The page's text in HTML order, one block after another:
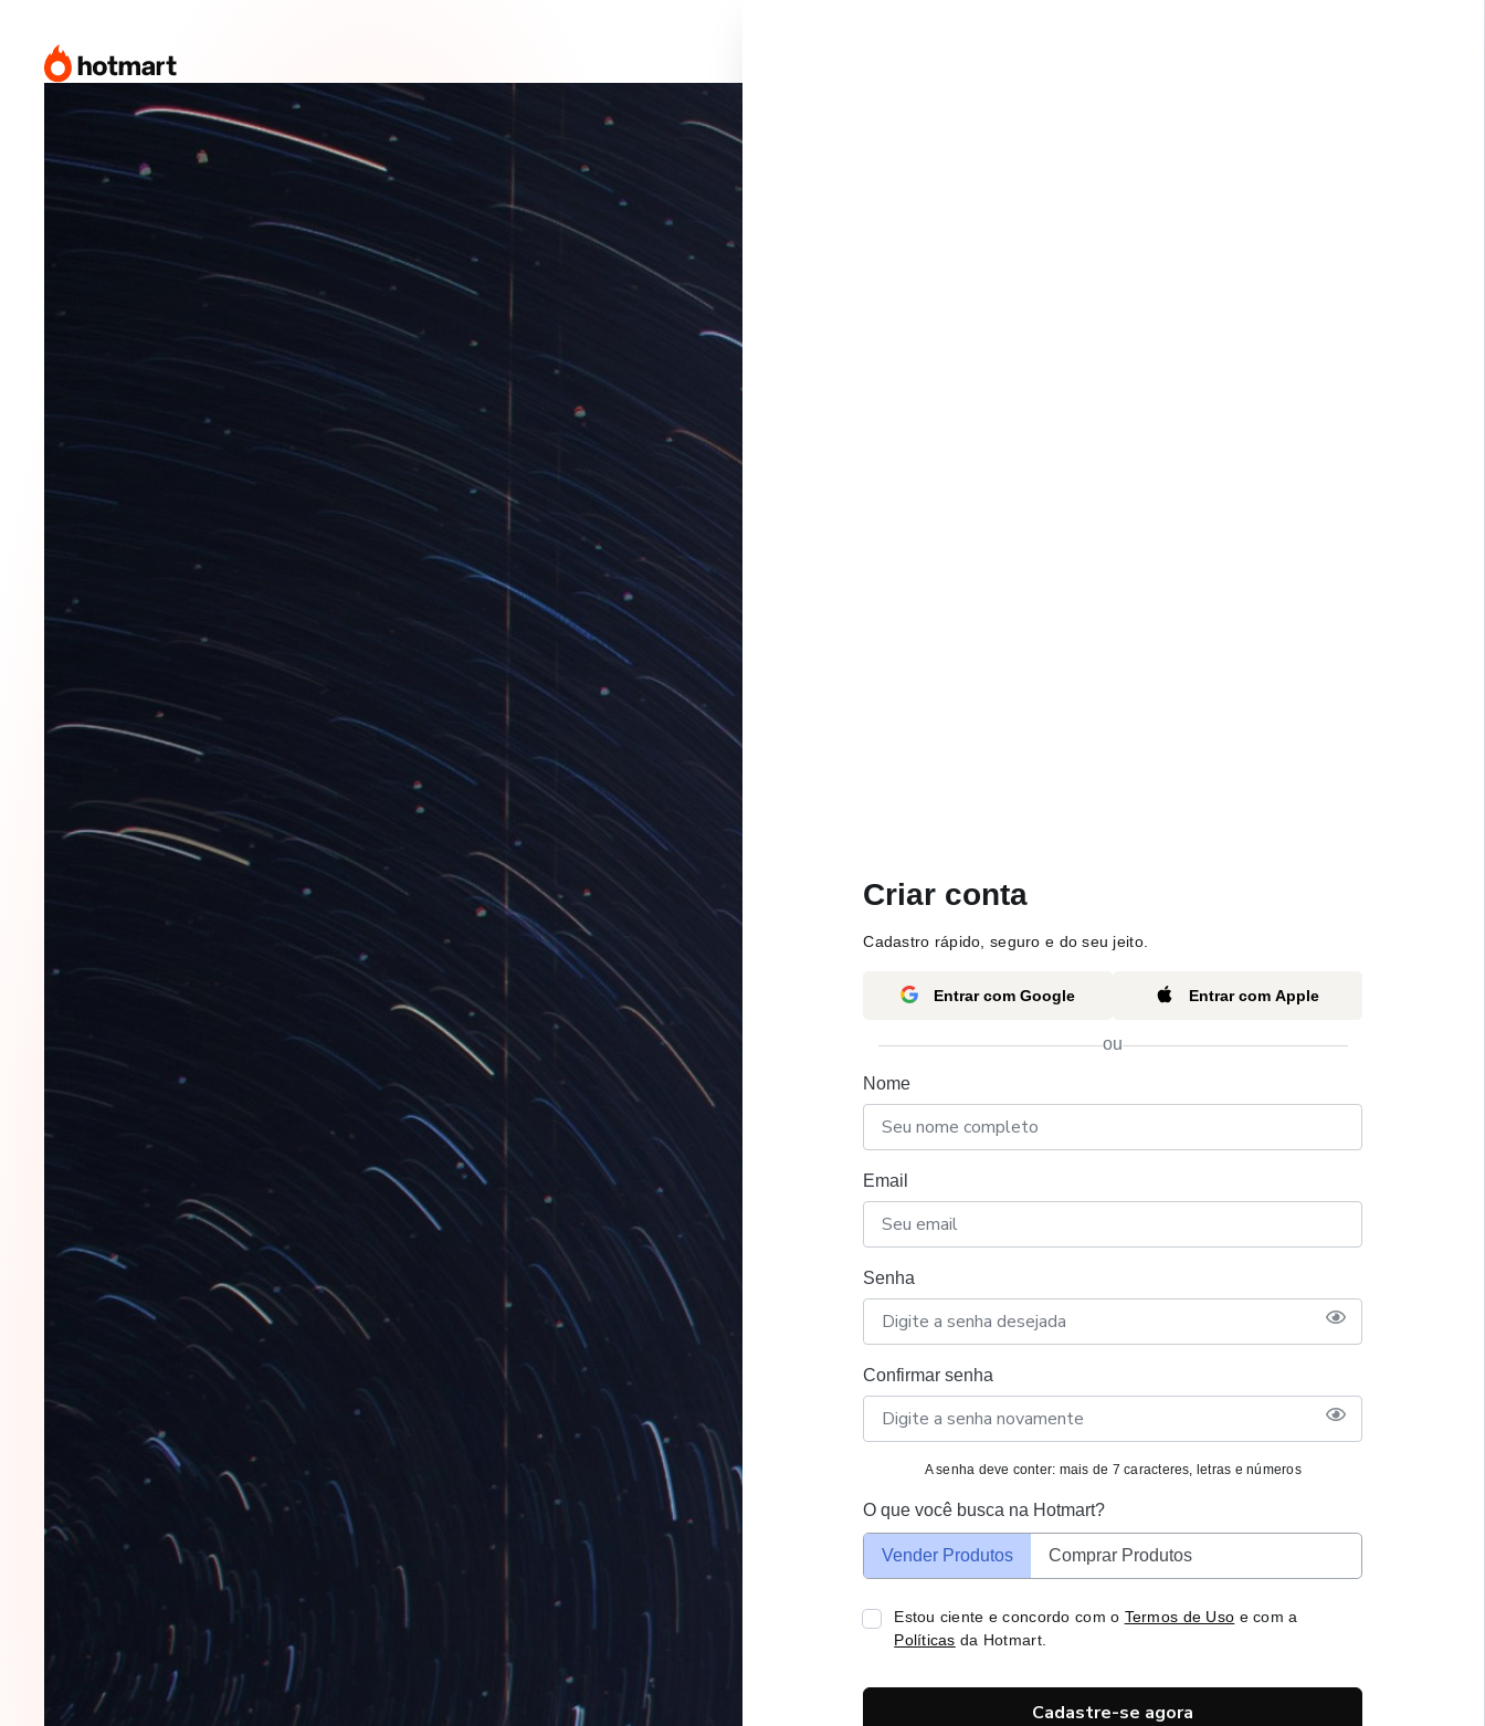
Criar conta
Cadastro rápido, seguro e do seu jeito.
Entrar com Google Entrar com Apple
ou
Nome
Email
Senha
Confirmar senha
A senha deve conter: mais de 7 caracteres, letras e números
O que você busca na Hotmart?
Vender Produtos Comprar Produtos
Estou ciente e concordo com o Termos de Uso e com a
Políticas da Hotmart.
Cadastre-se agora